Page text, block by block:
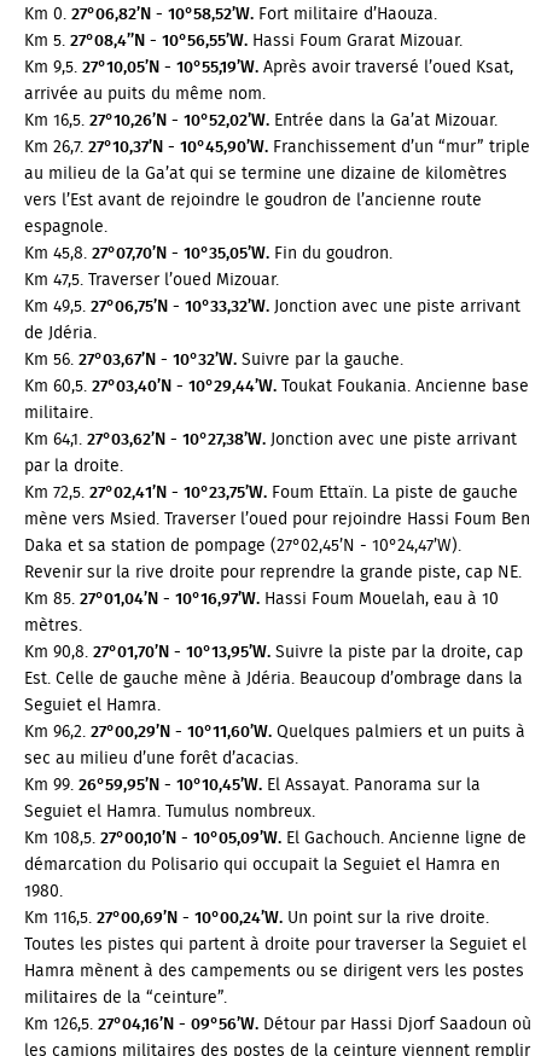
Km 0.27°06,82’N - 10°58,52’W. Fort militaire d’Haouza.
Km 5.27°08,4’’N - 10°56,55’W. Hassi Foum Grarat Mizouar.
Km 9,5.27°10,05’N - 10°55,19’W.Après avoir traversé l’oued Ksat,
arrivée au puits du même nom.
Km 16,5.27°10,26’N - 10°52,02’W. Entrée dans la Ga’at Mizouar.
Km 26,7.27°10,37’N - 10°45,90’W. Franchissement d’un “mur” triple
au milieu de la Ga’at qui se termine une dizaine de kilomètres
vers l’Est avant de rejoindre le goudron de l’ancienne route
espagnole.
Km 45,8.27°07,70’N - 10°35,05’W. Fin du goudron.
Km 47,5. Traverser l’oued Mizouar.
Km 49,5.27°06,75’N - 10°33,32’W.Jonction avec une piste arrivant
de Jdéria.
Km 56.27°03,67’N - 10°32’W.Suivre par la gauche.
Km 60,5.27°03,40’N - 10°29,44’W.Toukat Foukania. Ancienne base
militaire.
Km 64,1.27°03,62’N - 10°27,38’W.Jonction avec une piste arrivant
par la droite.
Km 72,5.27°02,41’N - 10°23,75’W. Foum Ettaïn. La piste de gauche
mène vers Msied. Traverser l’oued pour rejoindre Hassi Foum Ben
Daka et sa station de pompage (27°02,45’N - 10°24,47’W).
Revenir sur la rive droite pour reprendre la grande piste, cap NE.
Km 85.27°01,04’N - 10°16,97’W. Hassi Foum Mouelah, eau à 10
mètres.
Km 90,8.27°01,70’N - 10°13,95’W.Suivre la piste par la droite, cap
Est. Celle de gauche mène à Jdéria. Beaucoup d’ombrage dans la
Seguiet el Hamra.
Km 96,2.27°00,29’N - 10°11,60’W.Quelques palmiers et un puits à
sec au milieu d’une forêt d’acacias.
Km 99.26°59,95’N - 10°10,45’W. El Assayat. Panorama sur la
Seguiet el Hamra. Tumulus nombreux.
Km 108,5.27°00,10’N - 10°05,09’W. El Gachouch. Ancienne ligne de
démarcation du Polisario qui occupait la Seguiet el Hamra en
1980.
Km 116,5.27°00,69’N - 10°00,24’W. Un point sur la rive droite.
Toutes les pistes qui partent à droite pour traverser la Seguiet el
Hamra mènent à des campements ou se dirigent vers les postes
militaires de la “ceinture”.
Km 126,5.27°04,16’N - 09°56’W. Détour par Hassi Djorf Saadoun où